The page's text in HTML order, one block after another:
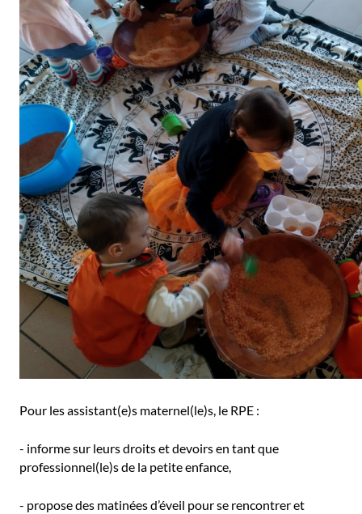
Pour les assistant(e)s maternel(le)s, le RPE :
- informe sur leurs droits et devoirs en tant que
professionnel(le)s de la petite enfance,
- propose des matinées d’éveil pour se rencontrer et